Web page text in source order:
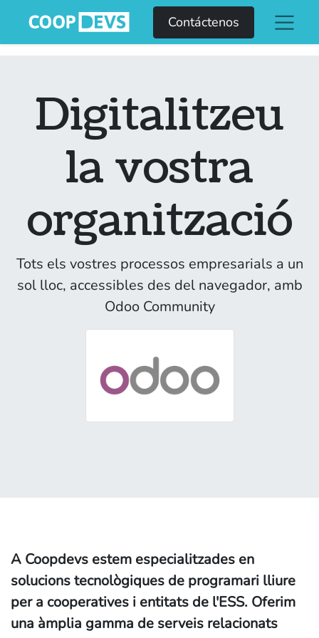
Contáctenos
Digitalitzeu
la vostra
organització
Tots els vostres processos empresarials a un
sol lloc, accessibles des del navegador, amb
Odoo Community
A Coopdevs estem especialitzades en
solucions tecnològiques de programari lliure
per a cooperatives i entitats de l'ESS. Oferim
una àmplia gamma de serveis relacionats